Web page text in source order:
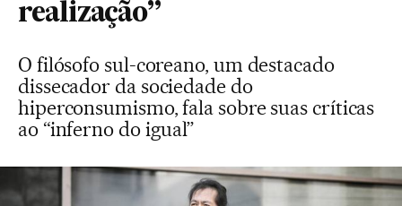
realização”
O filósofo sul-coreano, um destacado
dissecador da sociedade do
hiperconsumismo, fala sobre suas críticas
ao “inferno do igual”